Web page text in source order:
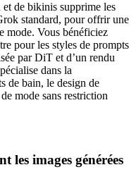
de bikinis supprime les
standard, pour offrir une
mode. Vous bénéficiez
pour les styles de prompts
par DiT et d’un rendu
dans la
de bain, le design de
mode sans restriction
les images générées